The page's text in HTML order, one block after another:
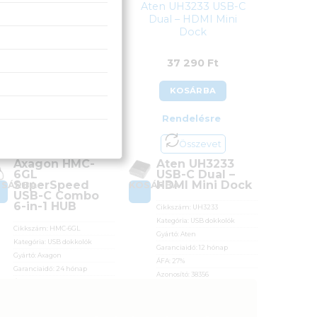
Axagon HMC-
6GL
SuperSpeed
USB-C Combo
6-in-1 HUB
Cikkszám: HMC-6GL
Kategória: USB dokkolók
Gyártó: Axagon
Garanciaidő: 24 hónap
Aten UH3233 USB-C
Dual – HDMI Mini
Dock
37 290 Ft
KOSÁRBA
Rendelésre
Összevet
KOSÁRBA
Aten UH3233
USB-C Dual –
HDMI Mini Dock
Cikkszám: UH3233
Kategória: USB dokkolók
Gyártó: Aten
Garanciaidő: 12 hónap
ÁFA: 27%
Azonosító: 38356